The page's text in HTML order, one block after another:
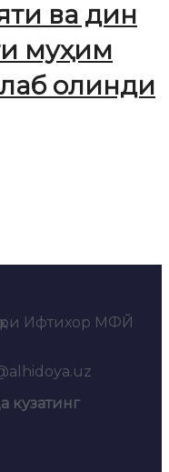
ва дин
муҳим
олинди
Ифтихор МФЙ
кузатинг